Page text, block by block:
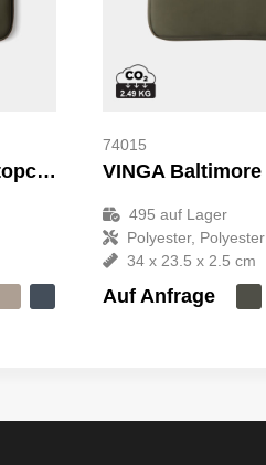
VINGA Baltimore Laptopcase 15“
74015
495 auf Lager
Polyester, Polyester
34 x 23.5 x 2.5 cm
Auf Anfrage